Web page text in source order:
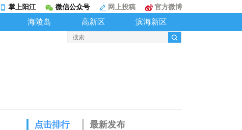
掌上阳江 微信公众号 网上投稿 官方微博
海陵岛 高新区 滨海新区
点击排行 最新发布